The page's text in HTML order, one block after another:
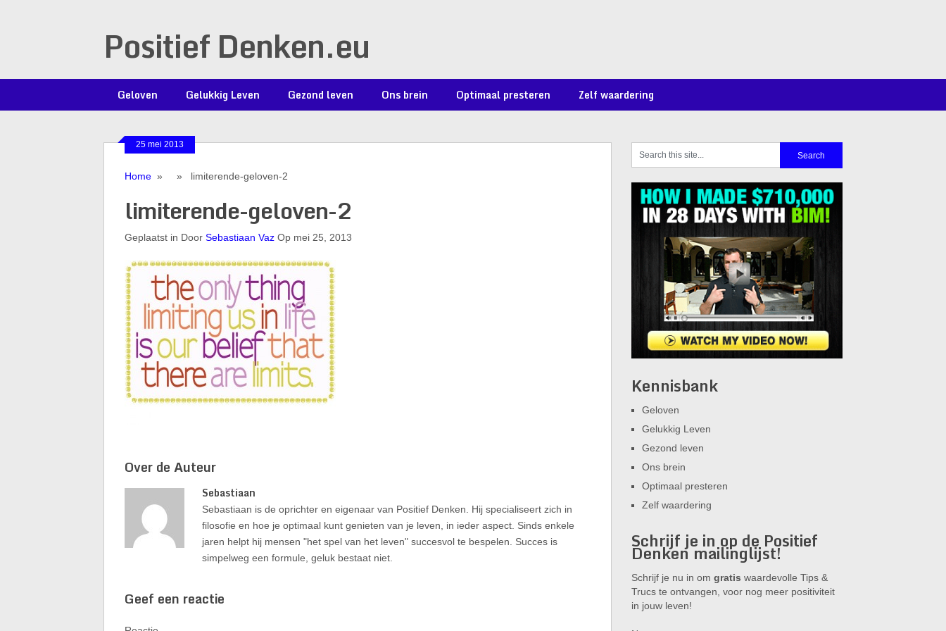
Positief Denken.eu
Geloven Gelukkig Leven Gezond leven Ons brein Optimaal presteren Zelf waardering
25 mei 2013
Home» » limiterende-geloven-2
limiterende-geloven-2
Geplaatst in Door Sebastiaan VazOp mei 25, 2013
Over de Auteur
Sebastiaan
Sebastiaan is de oprichter en eigenaar van Positief Denken. Hij specialiseert zich in
filosofie en hoe je optimaal kunt genieten van je leven, in ieder aspect. Sinds enkele
jaren helpt hij mensen "het spel van het leven" succesvol te bespelen. Succes is
simpelweg een formule, geluk bestaat niet.
Geef een reactie
Kennisbank
Geloven
Gelukkig Leven
Gezond leven
Ons brein
Optimaal presteren
Zelf waardering
Schrijf je in op de Positief
Denken mailinglijst!
Schrijf je nu in om gratis waardevolle Tips &
Trucs te ontvangen, voor nog meer positiviteit
in jouw leven!